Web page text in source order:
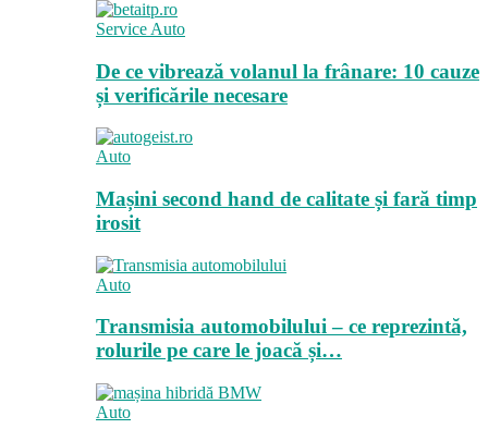
Service Auto
De ce vibrează volanul la frânare: 10 cauze
și verificările necesare
Auto
Mașini second hand de calitate și fară timp
irosit
Auto
Transmisia automobilului – ce reprezintă,
rolurile pe care le joacă și…
Auto